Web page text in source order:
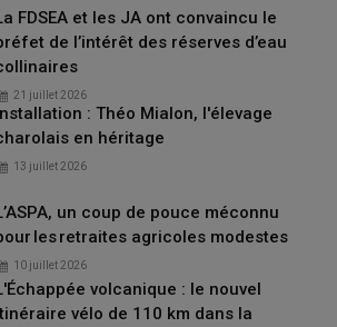
kilo deskyr, on utilise deux
lait. Ça concentre la
. »
les deuxassociésont réalisé la demande
protéiné.
où on a attaqué la
FDSEA et les JA ont convaincu le
de l’intérêt des réserves d’eau
21 juillet 2026
: Théo Mialon, l'élevage
en héritage
13 juillet 2026
un coup de pouce méconnu
les retraites agricoles modestes
10 juillet 2026
volcanique : le nouvel
vélo de 110 km dans la